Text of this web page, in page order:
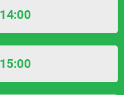
14:00
15:00